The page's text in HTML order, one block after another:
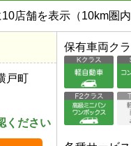
店舗を表示（10km圏
戸町
ください
保有車両ク